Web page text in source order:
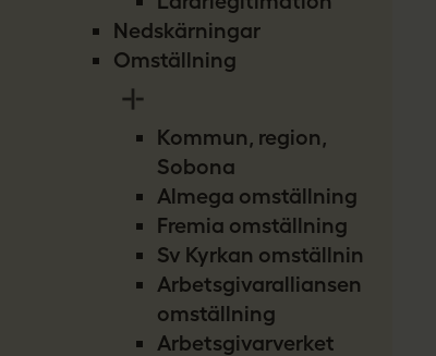
Nedskärningar
Omställning
Kommun, region,
Sobona
Almega omställning
Fremia omställning
Sv Kyrkan omställning
Arbetsgivaralliansen
omställning
Arbetsgivarverket